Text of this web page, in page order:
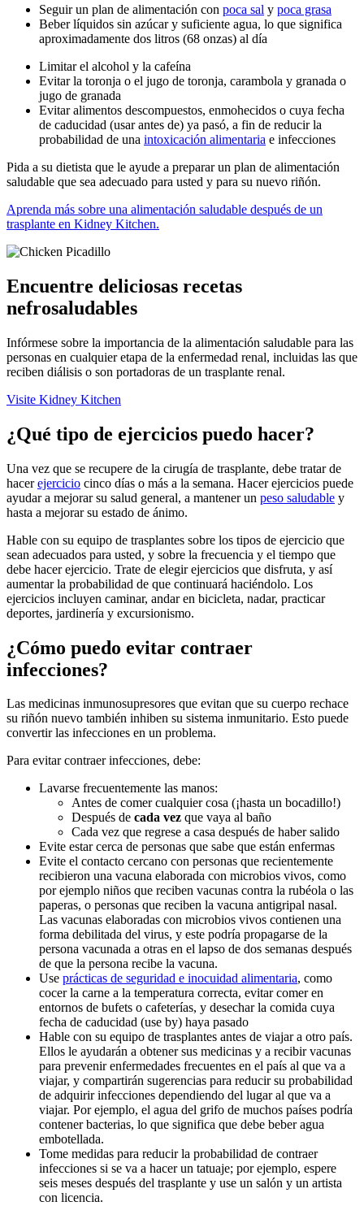
Seguir un plan de alimentación con poca sal y poca grasa
Beber líquidos sin azúcar y suficiente agua, lo que significa
aproximadamente dos litros (68 onzas) al día
Limitar el alcohol y la cafeína
Evitar la toronja o el jugo de toronja, carambola y granada o
jugo de granada
Evitar alimentos descompuestos, enmohecidos o cuya fecha
de caducidad (usar antes de) ya pasó, a fin de reducir la
probabilidad de una intoxicación alimentaria e infecciones
Pida a su dietista que le ayude a preparar un plan de alimentación
saludable que sea adecuado para usted y para su nuevo riñón.
Aprenda más sobre una alimentación saludable después de un
trasplante en Kidney Kitchen.
Encuentre deliciosas recetas
nefrosaludables
Infórmese sobre la importancia de la alimentación saludable para las
personas en cualquier etapa de la enfermedad renal, incluidas las que
reciben diálisis o son portadoras de un trasplante renal.
Visite Kidney Kitchen
¿Qué tipo de ejercicios puedo hacer?
Una vez que se recupere de la cirugía de trasplante, debe tratar de
hacerejercicio cinco días o más a la semana. Hacer ejercicios puede
ayudar a mejorar su salud general, a mantener un peso saludable y
hasta a mejorar su estado de ánimo.
Hable con su equipo de trasplantes sobre los tipos de ejercicio que
sean adecuados para usted, y sobre la frecuencia y el tiempo que
debe hacer ejercicio. Trate de elegir ejercicios que disfruta, y así
aumentar la probabilidad de que continuará haciéndolo. Los
ejercicios incluyen caminar, andar en bicicleta, nadar, practicar
deportes, jardinería y excursionismo.
¿Cómo puedo evitar contraer
infecciones?
Las medicinas inmunosupresores que evitan que su cuerpo rechace
su riñón nuevo también inhiben su sistema inmunitario. Esto puede
convertir las infecciones en un problema.
Para evitar contraer infecciones, debe:
Lavarse frecuentemente las manos:
Antes de comer cualquier cosa (¡hasta un bocadillo!)
Después de cada vez que vaya al baño
Cada vez que regrese a casa después de haber salido
Evite estar cerca de personas que sabe que están enfermas
Evite el contacto cercano con personas que recientemente
recibieron una vacuna elaborada con microbios vivos, como
por ejemplo niños que reciben vacunas contra la rubéola o las
paperas, o personas que reciben la vacuna antigripal nasal.
Las vacunas elaboradas con microbios vivos contienen una
forma debilitada del virus, y este podría propagarse de la
persona vacunada a otras en el lapso de dos semanas después
de que la persona recibe la vacuna.
Use prácticas de seguridad e inocuidad alimentaria, como
cocer la carne a la temperatura correcta, evitar comer en
entornos de bufets o cafeterías, y desechar la comida cuya
fecha de caducidad (use by) haya pasado
Hable con su equipo de trasplantes antes de viajar a otro país.
Ellos le ayudarán a obtener sus medicinas y a recibir vacunas
para prevenir enfermedades frecuentes en el país al que va a
viajar, y compartirán sugerencias para reducir su probabilidad
de adquirir infecciones dependiendo del lugar al que va a
viajar. Por ejemplo, el agua del grifo de muchos países podría
contener bacterias, lo que significa que debe beber agua
embotellada.
Tome medidas para reducir la probabilidad de contraer
infecciones si se va a hacer un tatuaje; por ejemplo, espere
seis meses después del trasplante y use un salón y un artista
con licencia.